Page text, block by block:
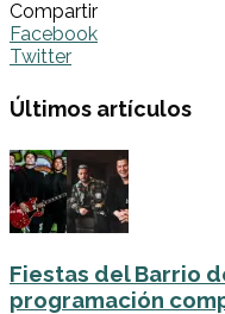
Compartir
Facebook
Twitter
Últimos artículos
Fiestas del Barrio
programación